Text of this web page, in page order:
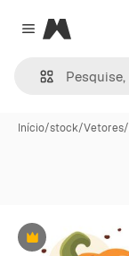
Close menu
Magnific
Início/stock/Vetores/
Premium